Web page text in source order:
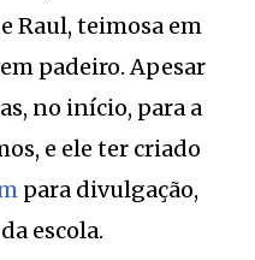
Raul, teimosa em
padeiro. Apesar
no início, para a
e ele ter criado
para divulgação,
escola.